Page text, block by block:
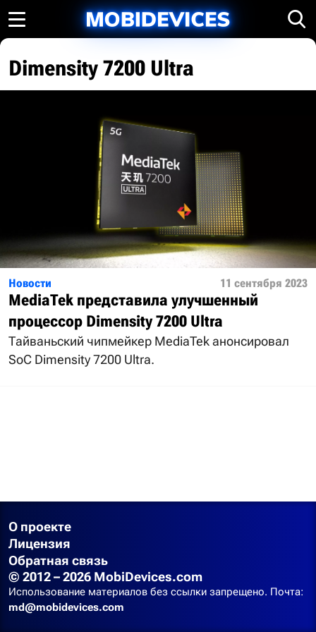
Dimensity 7200 Ultra
Новости 11 сентября 2023
MediaTek представила улучшенный
процессор Dimensity 7200 Ultra
Тайваньский чипмейкер MediaTek анонсировал
SoC Dimensity 7200 Ultra.
О проекте
Лицензия
Обратная связь
© 2012 – 2026 MobiDevices.com
Использование материалов без ссылки запрещено. Почта:
md@mobidevices.com